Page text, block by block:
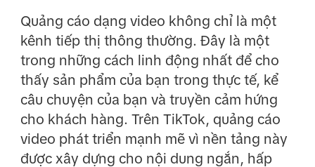
Quảng cáo dạng video không chỉ là một
kênh tiếp thị thông thường. Đây là một
trong những cách linh động nhất để cho
thấy sản phẩm của bạn trong thực tế, kể
câu chuyện của bạn và truyền cảm hứng
cho khách hàng. Trên TikTok, quảng cáo
video phát triển mạnh mẽ vì nền tảng này
được xây dựng cho nội dung ngắn, hấp